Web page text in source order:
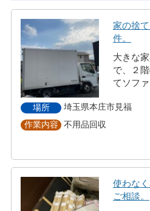
家の捨
件。
大きな
で、２
てソフ
場所
埼玉県本庄市見福
作業内容
不用品回収
使わな
ご相談。